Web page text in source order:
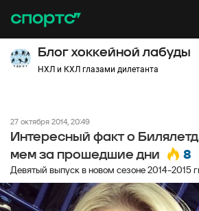
Блог хоккейной лабуды
НХЛ и КХЛ глазами дилетанта
27 октября 2014, 20:49
Интересный факт о
мем за прошедшие дни
8
Девятый выпуск в новом сезоне 2014-2015